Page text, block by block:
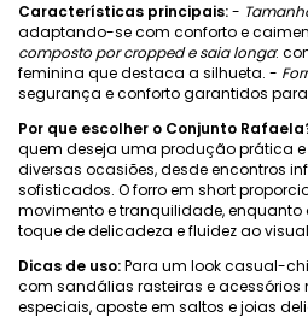
Características principais:-
adaptando-se com conforto e
composto por cropped e saia longa:
feminina que destaca a silhueta. -
segurança e conforto garantidos
Por que escolher o Conjunto
quem deseja uma produção prática e
diversas ocasiões, desde encontros
sofisticados. O forro em short
movimento e tranquilidade, enquanto
toque de delicadeza e fluidez ao
Dicas de uso:Para um look casual-
com sandálias rasteiras e acessórios
especiais, aposte em saltos e joias